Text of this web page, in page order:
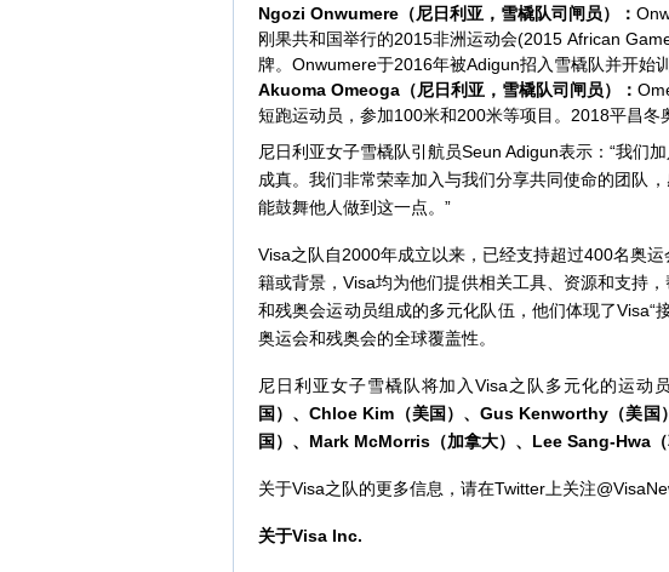
Ngozi Onwumere （尼日利亚，雪橇队司闸员）：
刚果共和国举行的2015非洲运动会(2015 African
牌。Onwumere于2016年被Adigun招入雪橇队并开始训
Akuoma Omeoga （尼日利亚，雪橇队司闸员）：
短跑运动员，参加100米和200米等项目。2018平昌冬
尼日利亚女子雪橇队引航员Seun Adigun表示：“我们
成真。我们非常荣幸加入与我们分享共同使命的团队
能鼓舞他人做到这一点。”
Visa之队自2000年成立以来，已经支持超过400名奥
籍或背景，Visa均为他们提供相关工具、资源和支持
和残奥会运动员组成的多元化队伍，他们体现了Visa“
奥运会和残奥会的全球覆盖性。
尼日利亚女子雪橇队将加入Visa之队多元化的运动
国）、Chloe Kim （美国）、Gus Kenworthy （美国
国）、 Mark McMorris （加拿大）、 Lee Sang-Hwa
关于Visa之队的更多信息，请在Twitter上关注
关于Visa Inc.